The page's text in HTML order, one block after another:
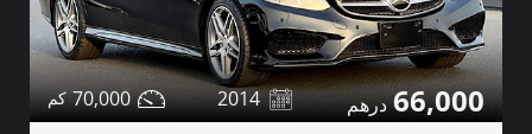
66,000
2014
70,000